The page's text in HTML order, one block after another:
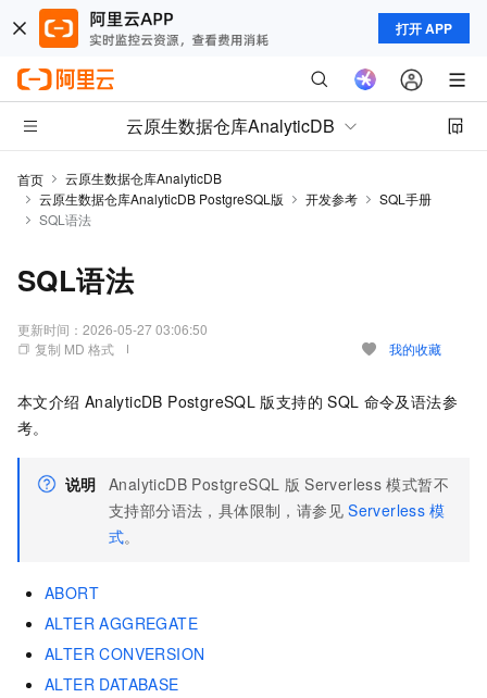
打开 APP
云原生数据仓库AnalyticDB
首页
云原生数据仓库AnalyticDB
云原生数据仓库AnalyticDB PostgreSQL版
开发参考
SQL手册
SQL语法
SQL语法
更新时间： 2026-05-27 03:06:50
复制 MD 格式
我的收藏
本文介绍 AnalyticDB PostgreSQL 版支持的 SQL 命令及语法参
考。
说明 AnalyticDB PostgreSQL 版 Serverless 模式暂不
支持部分语法，具体限制，请参见 Serverless 模
式。
ABORT
ALTER AGGREGATE
ALTER CONVERSION
ALTER DATABASE